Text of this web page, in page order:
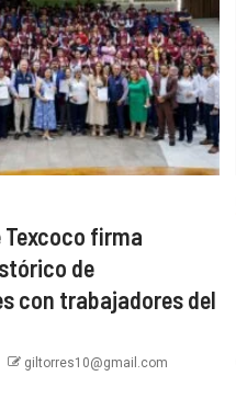
Texcoco firma
de
con trabajadores del
giltorres10@gmail.com